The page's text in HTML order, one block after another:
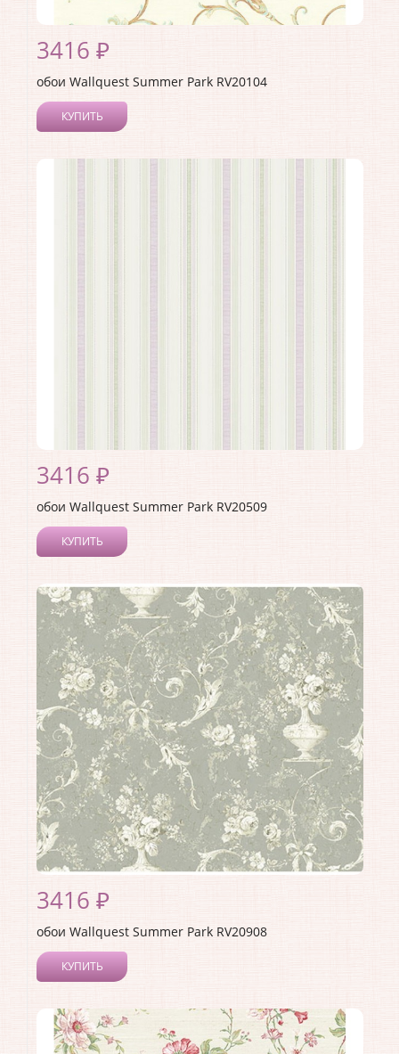
3416 ₽
обои Wallquest Summer Park RV20104
КУПИТЬ
Коллекция:
Summer Park
3416 ₽
обои Wallquest Summer Park RV20509
КУПИТЬ
Коллекция:Summer Park
Длина рулона:
10.05
Ширина рулона:0.52
Материал покрытия:Акриловое
Страна:Германия
Материал основы:Бумага
Раппорт:<>
3416 ₽
обои Wallquest Summer Park RV20908
КУПИТЬ
Коллекция:
Summer Park
Длина рулона:8.23
Ширина рулона:
0.68